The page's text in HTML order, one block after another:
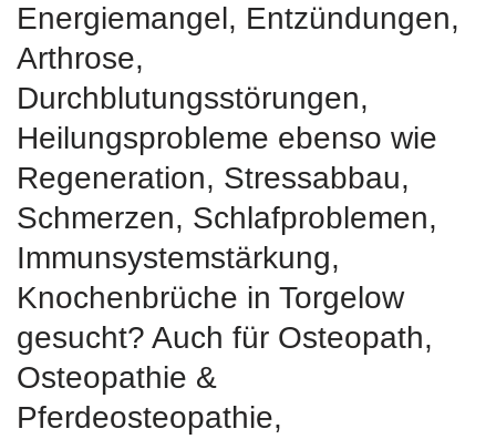
Energiemangel, Entzündungen,
Arthrose,
Durchblutungsstörungen,
Heilungsprobleme ebenso wie
Regeneration, Stressabbau,
Schmerzen, Schlafproblemen,
Immunsystemstärkung,
Knochenbrüche in Torgelow
gesucht? Auch für Osteopath,
Osteopathie &
Pferdeosteopathie,